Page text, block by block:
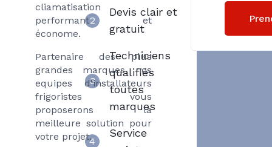
cliamatisation
performant et
économe.
Partenaire des plus
grandes marques nos
equipes d'installateurs
frigoristes vous
proposerons la
meilleure solution pour
votre projet.
2
Devis clair et
gratuit
3
Techniciens
qualifiés
toutes
marques
4
Service